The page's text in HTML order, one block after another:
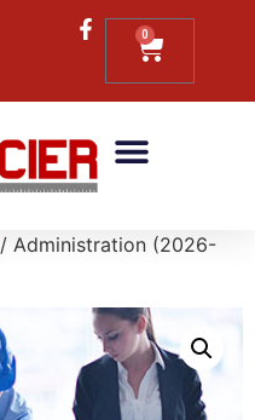
0
/ Administration (2026-